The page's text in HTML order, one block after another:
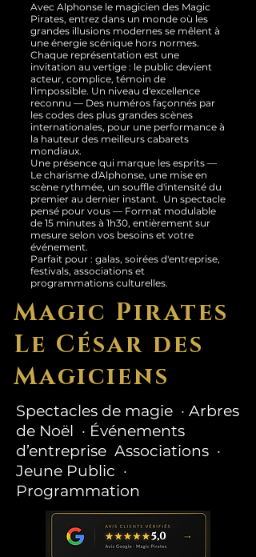
Avec Alphonse le magicien des Magic
Pirates, entrez dans un monde où les
grandes illusions modernes se mêlent à
une énergie scénique hors normes.
Chaque représentation est une
invitation au vertige : le public devient
acteur, complice, témoin de
l'impossible. Un niveau d'excellence
reconnu — Des numéros façonnés par
les codes des plus grandes scènes
internationales, pour une performance à
la hauteur des meilleurs cabarets
mondiaux.
Une présence qui marque les esprits —
Le charisme d'Alphonse, une mise en
scène rythmée, un souffle d'intensité du
premier au dernier instant. Un spectacle
pensé pour vous — Format modulable
de 15 minutes à 1h30, entièrement sur
mesure selon vos besoins et votre
événement.
Parfait pour : galas, soirées d'entreprise,
festivals, associations et
programmations culturelles.
Magic Pirates
Le César des
Magiciens
Spectacles de magie · Arbres
de Noël · Événements
d’entreprise Associations ·
Jeune Public ·
Programmation